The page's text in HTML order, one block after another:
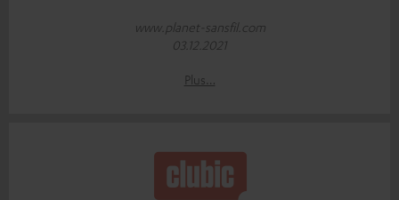
www.planet-sansfil.com
03.12.2021
Plus…